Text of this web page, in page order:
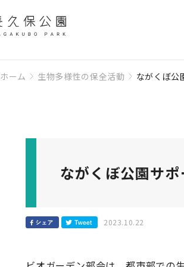
ホーム 生物多様性の保全活動 ながくぼ公
ながくぼ公園サ
2023.10.22